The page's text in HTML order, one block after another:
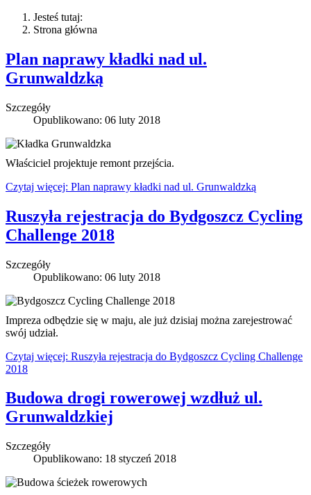
Jesteś tutaj:
Strona główna
Plan naprawy kładki nad ul.
Grunwaldzką
Szczegóły
Opublikowano: 06 luty 2018
Właściciel projektuje remont przejścia.
Czytaj więcej: Plan naprawy kładki nad ul. Grunwaldzką
Ruszyła rejestracja do Bydgoszcz Cycling
Challenge 2018
Szczegóły
Opublikowano: 06 luty 2018
Impreza odbędzie się w maju, ale już dzisiaj można zarejestrować
swój udział.
Czytaj więcej: Ruszyła rejestracja do Bydgoszcz Cycling Challenge
2018
Budowa drogi rowerowej wzdłuż ul.
Grunwaldzkiej
Szczegóły
Opublikowano: 18 styczeń 2018